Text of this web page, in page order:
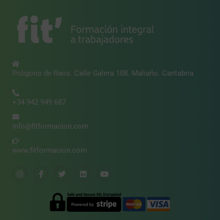
Polígono de Raos. Calle Galera 108. Maliaño. Cantabria
+34 942 949 687
info@fitformacion.com
www.fitformacion.com